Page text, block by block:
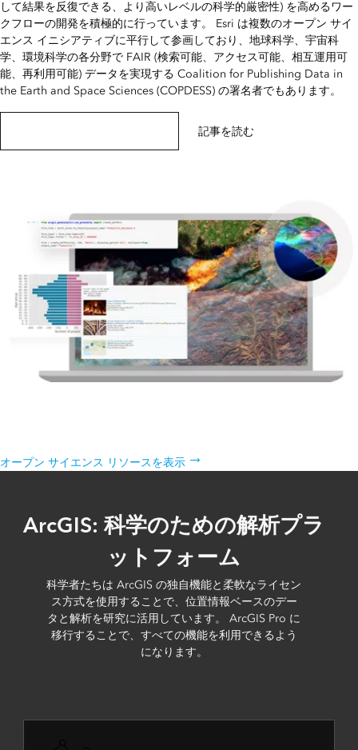
して結果を反復できる、より高いレベルの科学的厳密性) を高めるワー
クフローの開発を積極的に行っています。 Esri は複数のオープン サイ
エンス イニシアティブに平行して参画しており、地球科学、宇宙科
学、環境科学の各分野で FAIR (検索可能、アクセス可能、相互運用可
能、再利用可能) データを実現する Coalition for Publishing Data in
the Earth and Space Sciences (COPDESS) の署名者でもあります。
記事を読む
オープン サイエンス リソースを表示
ArcGIS: 科学のための解析プラ
ットフォーム
科学者たちは ArcGIS の独自機能と柔軟なライセン
ス方式を使用することで、位置情報ベースのデー
タと解析を研究に活用しています。 ArcGIS Pro に
移行することで、すべての機能を利用できるよう
になります。